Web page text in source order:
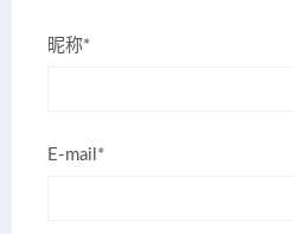
昵称*
E-mail*